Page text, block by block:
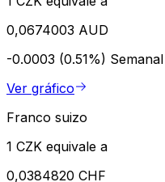
0,0674003 AUD
-0.0003 (0.51%) Semanal
Ver gráfico
Franco suizo
1 CZK equivale a
0,0384820 CHF